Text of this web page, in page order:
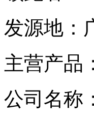
发源地：
主营产品：
公司名称